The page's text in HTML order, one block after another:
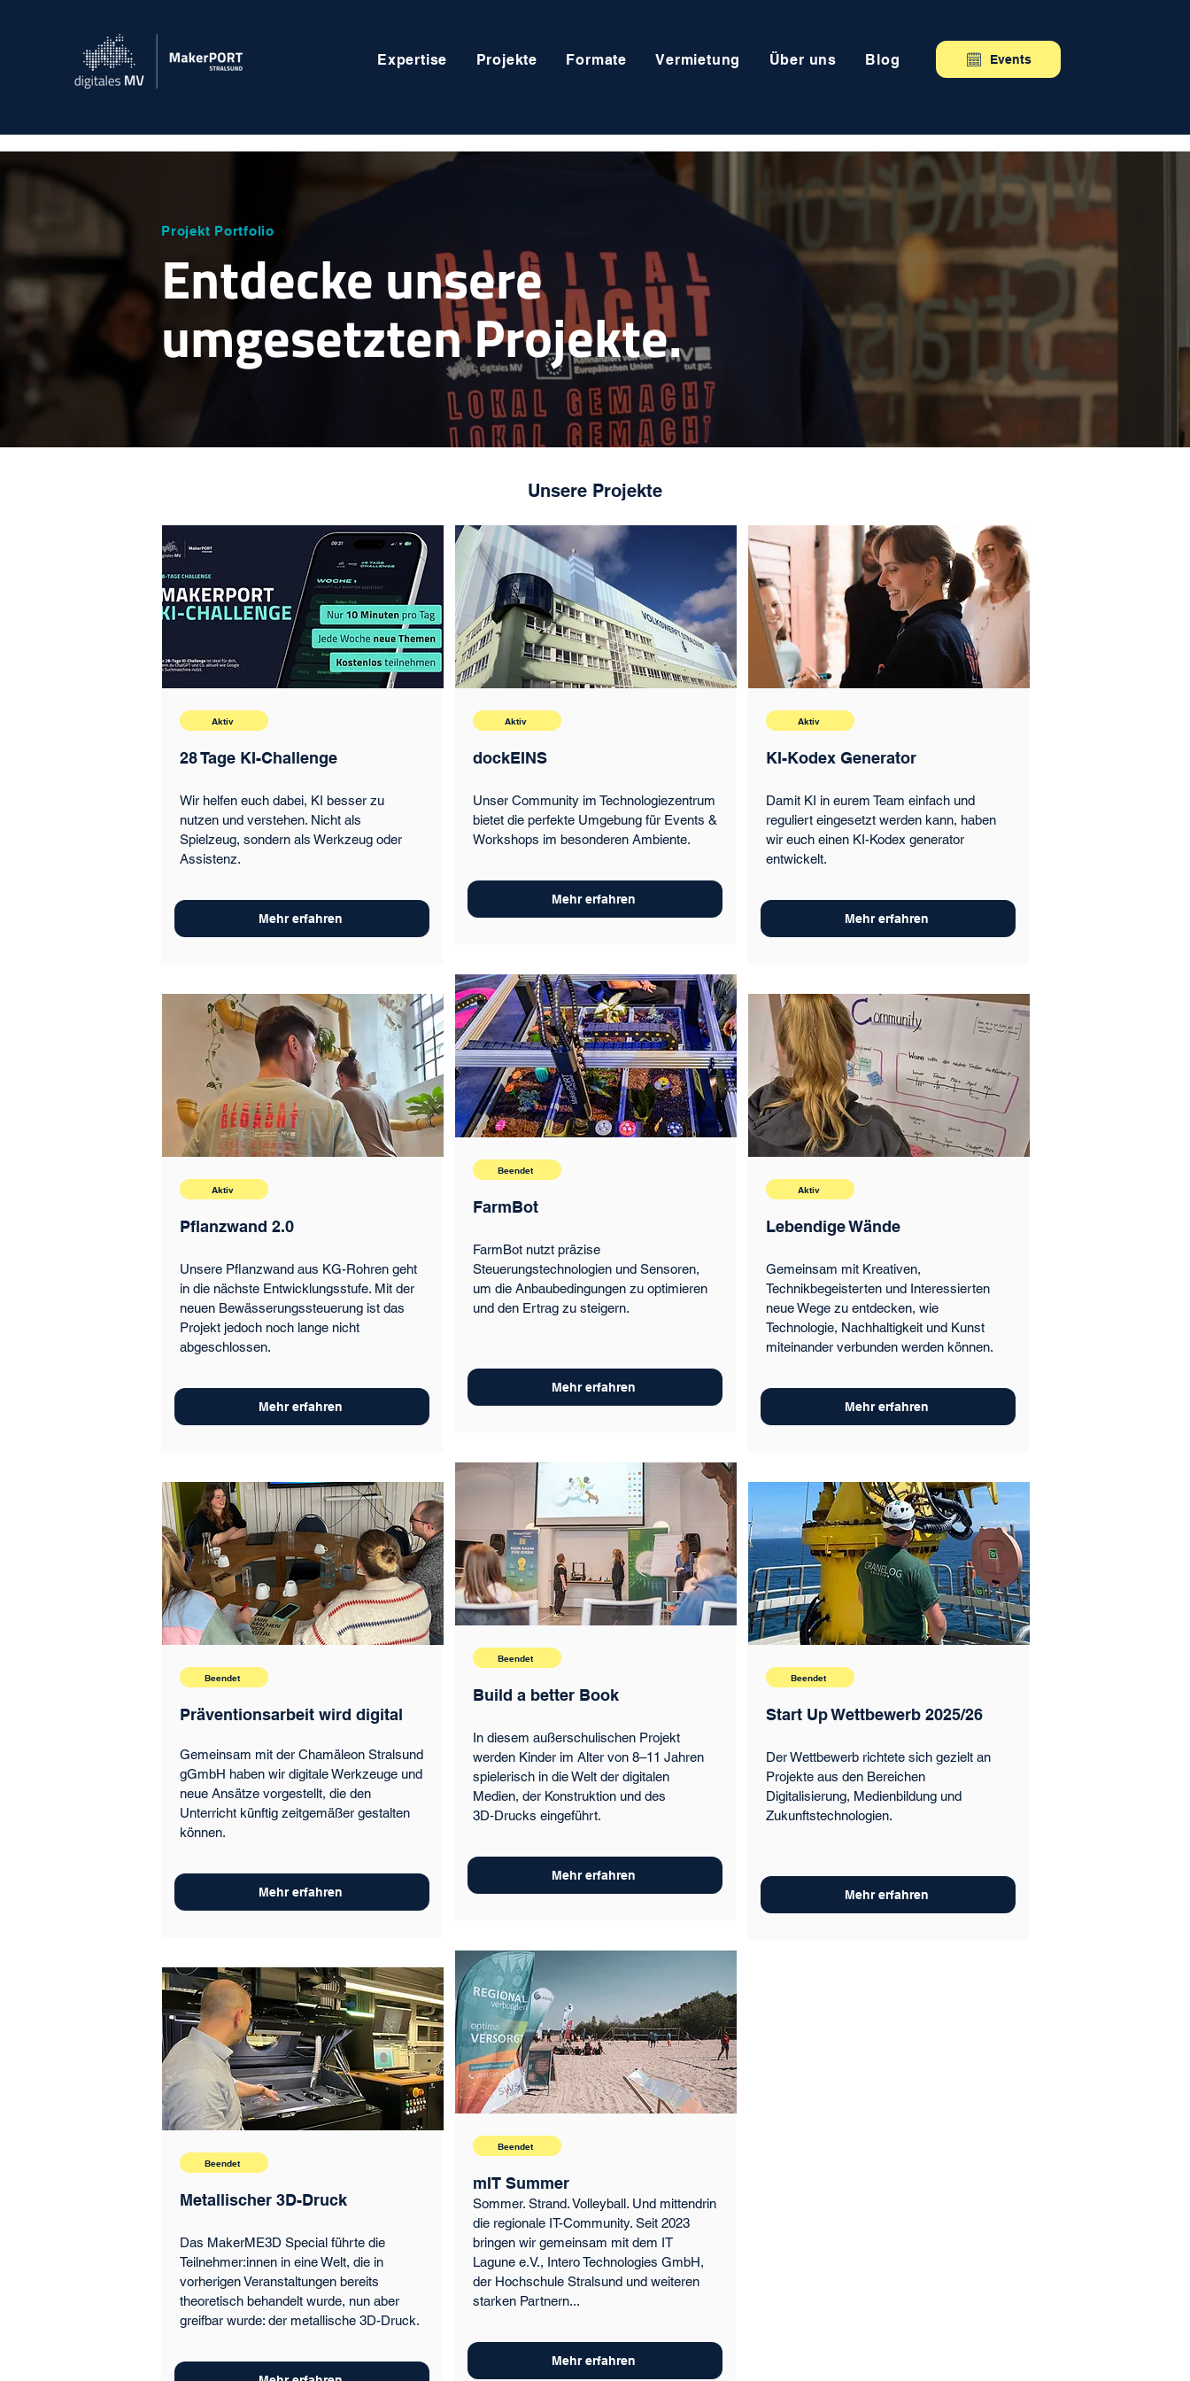
Expertise Projekte Formate Vermietung Über uns Blog Events
Projekt Portfolio
Entdecke unsere
umgesetzten Projekte.
Unsere Projekte
Aktiv
28 Tage KI-Challenge
Wir helfen euch dabei, KI besser zu
nutzen und verstehen. Nicht als
Spielzeug, sondern als Werkzeug oder
Assistenz.
Mehr erfahren
Aktiv
Pflanzwand 2.0
Unsere Pflanzwand aus KG-Rohren geht
in die nächste Entwicklungsstufe. Mit der
neuen Bewässerungssteuerung ist das
Projekt jedoch noch lange nicht
abgeschlossen.
Mehr erfahren
Beendet
Präventionsarbeit wird digital
Gemeinsam mit der Chamäleon Stralsund
gGmbH haben wir digitale Werkzeuge und
neue Ansätze vorgestellt, die den
Unterricht künftig zeitgemäßer gestalten
können.
Mehr erfahren
Beendet
Metallischer 3D-Druck
Das MakerME3D Special führte die
Teilnehmer:innen in eine Welt, die in
vorherigen Veranstaltungen bereits
theoretisch behandelt wurde, nun aber
greifbar wurde: der metallische 3D-Druck.
Aktiv
dockEINS
Unser Community im Technologiezentrum
bietet die perfekte Umgebung für Events &
Workshops im besonderen Ambiente.
Mehr erfahren
Beendet
FarmBot
FarmBot nutzt präzise
Steuerungstechnologien und Sensoren,
um die Anbaubedingungen zu optimieren
und den Ertrag zu steigern.
Mehr erfahren
Beendet
Build a better Book
In diesem außerschulischen Projekt
werden Kinder im Alter von 8–11 Jahren
spielerisch in die Welt der digitalen
Medien, der Konstruktion und des
3D‑Drucks eingeführt.
Mehr erfahren
Beendet
mIT Summer
Sommer. Strand. Volleyball. Und mittendrin
die regionale IT-Community. Seit 2023
bringen wir gemeinsam mit dem IT
Lagune e.V., Intero Technologies GmbH,
der Hochschule Stralsund und weiteren
starken Partnern...
Mehr erfahren
Aktiv
KI-Kodex Generator
Damit KI in eurem Team einfach und
reguliert eingesetzt werden kann, haben
wir euch einen KI-Kodex generator
entwickelt.
Mehr erfahren
Aktiv
Lebendige Wände
Gemeinsam mit Kreativen,
Technikbegeisterten und Interessierten
neue Wege zu entdecken, wie
Technologie, Nachhaltigkeit und Kunst
miteinander verbunden werden können.
Mehr erfahren
Beendet
Start Up Wettbewerb 2025/26
Der Wettbewerb richtete sich gezielt an
Projekte aus den Bereichen
Digitalisierung, Medienbildung und
Zukunftstechnologien.
Mehr erfahren